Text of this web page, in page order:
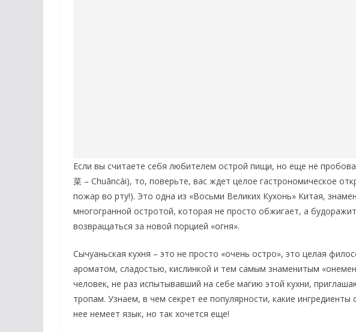
Если вы считаете себя любителем острой пищи, но еще не
菜 – Chuāncài), то, поверьте, вас ждет целое гастрономическое
пожар во рту!). Это одна из «Восьми Великих Кухонь» Китая,
многогранной остротой, которая не просто обжигает, а
возвращаться за новой порцией «огня».
Сычуаньская кухня – это не просто «очень остро», это целая
ароматом, сладостью, кислинкой и тем самым знаменитым
человек, не раз испытывавший на себе магию этой кухни,
тропам. Узнаем, в чем секрет ее популярности, какие
нее немеет язык, но так хочется еще!